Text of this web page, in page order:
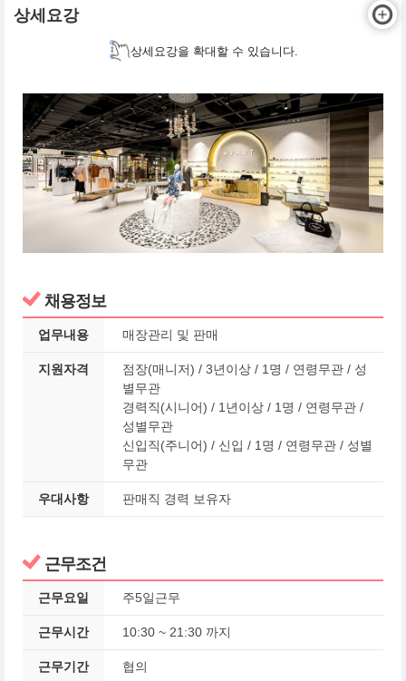
상세요강
상세요강을 확대할 수 있습니다.
채용정보
업무내용 매장관리 및 판매
지원자격
점장(매니저) / 3년이상 / 1명 / 연령무관 / 성
별무관
경력직(시니어) / 1년이상 / 1명 / 연령무관 /
성별무관
신입직(주니어) / 신입 / 1명 / 연령무관 / 성별
무관
우대사항 판매직 경력 보유자
근무조건
근무요일 주5일근무
근무시간 10:30 ~ 21:30 까지
근무기간 협의